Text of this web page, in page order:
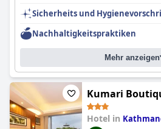
Sicherheits und
Nachhaltigkeitspraktiken
Mehr anzeigen
Kumari
Hotel in